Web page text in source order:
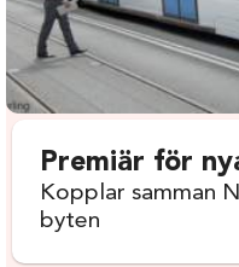
Premiär för
Kopplar samman
byten